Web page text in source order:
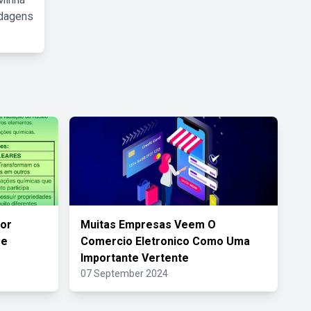
Muitas Empresas Veem O
Comercio Eletronico Como Uma
Importante Vertente
07 September 2024